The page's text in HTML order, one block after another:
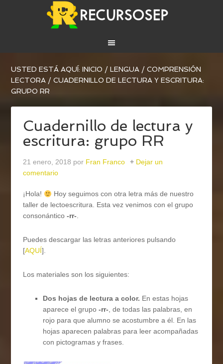
USTED ESTÁ AQUÍ:INICIO / LENGUA / COMPRENSIÓN
LECTORA / CUADERNILLO DE LECTURA Y ESCRITURA:
GRUPO RR
Cuadernillo de lectura y
escritura: grupo RR
21 enero, 2018 por Fran Franco
Dejar un
comentario
¡Hola!
Hoy seguimos con otra letra más de nuestro
taller de lectoescritura. Esta vez venimos con el grupo
consonántico-rr-.
Puedes descargar las letras anteriores pulsando
[AQUÍ].
Los materiales son los siguientes:
Dos hojas de lectura a color. En estas hojas
aparece el grupo-rr-, de todas las palabras, en
rojo para que alumno se acostumbre a él. En las
hojas aparecen palabras para leer acompañadas
con pictogramas y frases.